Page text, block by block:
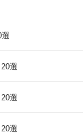
選
選
選